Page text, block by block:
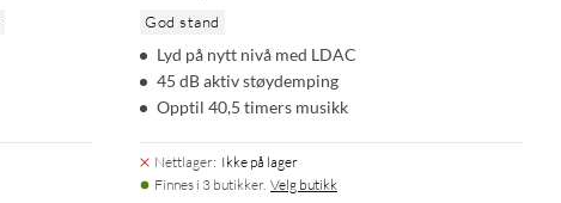
God stand
Lyd på nytt nivå med LDAC
45 dB aktiv støydemping
Opptil 40,5 timers musikk
Nettlager: Ikke på lager
Finnes i 3 butikker. Velg butikk